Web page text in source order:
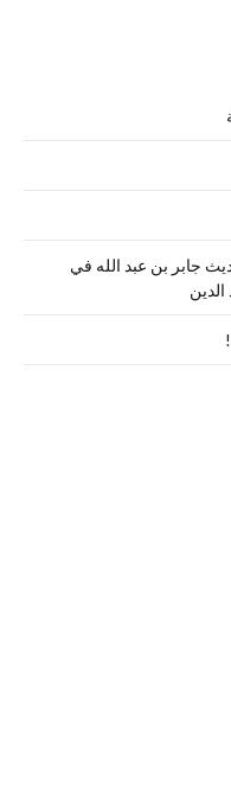
السيرة الذهبية ( 10 ) : حديث جابر بن عبد الله في